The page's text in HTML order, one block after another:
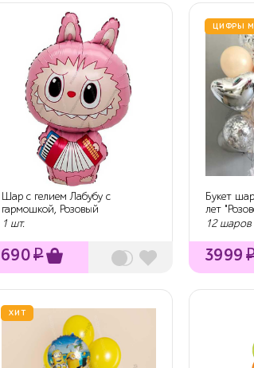
Шар с гелием Лабубу с
гармошкой, Розовый
1 шт.
690₽
ЦИФРЫ
Букет
лет
12
3999
ХИТ